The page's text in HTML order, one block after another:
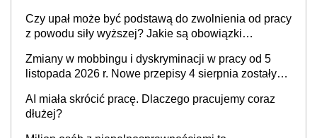
Czy upał może być podstawą do zwolnienia od pracy
z powodu siły wyższej? Jakie są obowiązki
Zmiany w mobbingu i dyskryminacji w pracy od 5
listopada 2026 r. Nowe przepisy 4 sierpnia zostały
AI miała skrócić pracę. Dlaczego pracujemy coraz
dłużej?